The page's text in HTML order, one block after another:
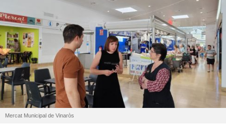
Mercat Municipal de Vinaròs